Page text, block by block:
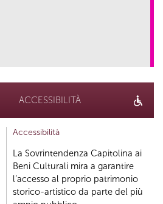
ACCESSIBILITÀ
Accessibilità
La Sovrintendenza Capitolina ai
Beni Culturali mira a garantire
l’accesso al proprio patrimonio
storico-artistico da parte del più